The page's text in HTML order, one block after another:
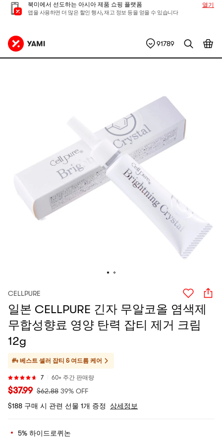
북미에서 선도하는 아시아 제품 쇼핑 플랫폼
앱을 사용하면 더 많은 할인 행사, 재고 정보 등을 얻을 수 있습니다
열기
91789
CELLPURE
일본 CELLPURE 긴자 무알코올 염색제
무합성향료 영양 탄력 잡티 제거 크림
12g
#4 베스트 셀러 잡티 & 여드름 케어
7 60+ 주간 판매량
$37.99 $62.88 39% OFF
$188 구매 시 관련 선물 1개 증정
상세정보
5% 하이드로퀴논